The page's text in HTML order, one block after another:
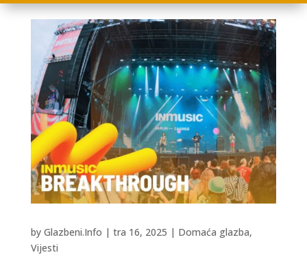
by Glazbeni.Info | tra 16, 2025 | Domaća glazba,
Vijesti